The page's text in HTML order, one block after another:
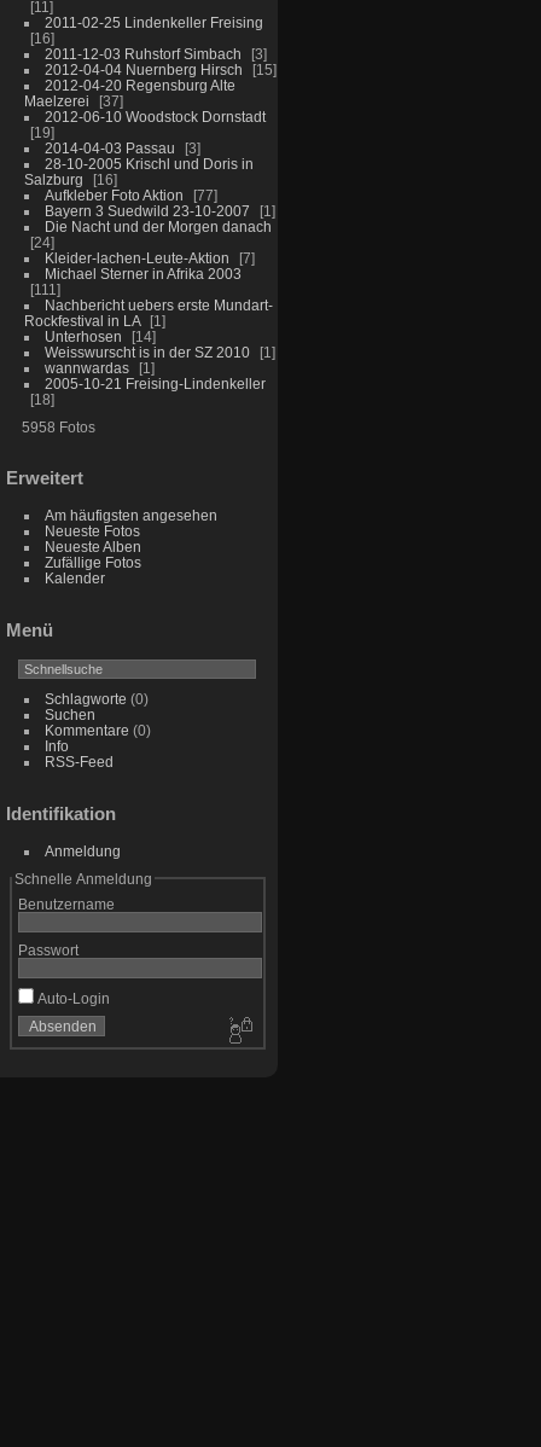
11
2011-02-25 Lindenkeller Freising
16
2011-12-03 Ruhstorf Simbach
3
2012-04-04 Nuernberg Hirsch
15
2012-04-20 Regensburg Alte
Maelzerei
37
2012-06-10 Woodstock Dornstadt
19
2014-04-03 Passau
3
28-10-2005 Krischl und Doris in
Salzburg
16
Aufkleber Foto Aktion
77
Bayern 3 Suedwild 23-10-2007
1
Die Nacht und der Morgen danach
24
Kleider-lachen-Leute-Aktion
7
Michael Sterner in Afrika 2003
111
Nachbericht uebers erste Mundart-
Rockfestival in LA
1
Unterhosen
14
Weisswurscht is in der SZ 2010
1
wannwardas
1
2005-10-21 Freising-Lindenkeller
18
5958 Fotos
Erweitert
Am häufigsten angesehen
Neueste Fotos
Neueste Alben
Zufällige Fotos
Kalender
Menü
Schlagworte (0)
Suchen
Kommentare (0)
Info
RSS-Feed
Identifikation
Anmeldung
Schnelle Anmeldung
Benutzername
Passwort
Auto-Login